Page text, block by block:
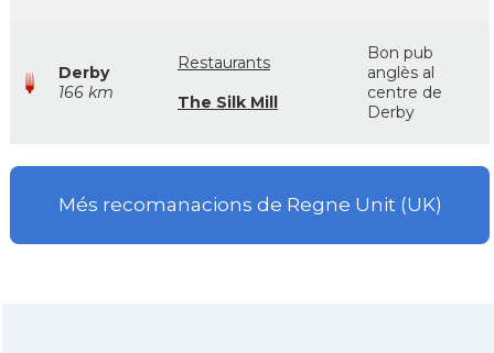
Derby
166 km
Restaurants
The Silk Mill
Bon pub
anglès al
centre de
Derby
Més recomanacions de Regne Unit (UK)